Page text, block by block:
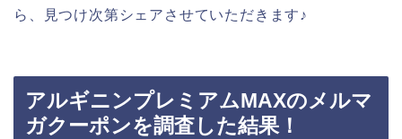
ら、見つけ次第シェアさせていただきます♪
アルギニンプレミアムMAXのメルマ
ガクーポンを調査した結果！